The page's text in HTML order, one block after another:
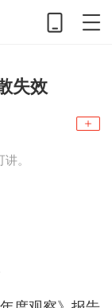
失效
。